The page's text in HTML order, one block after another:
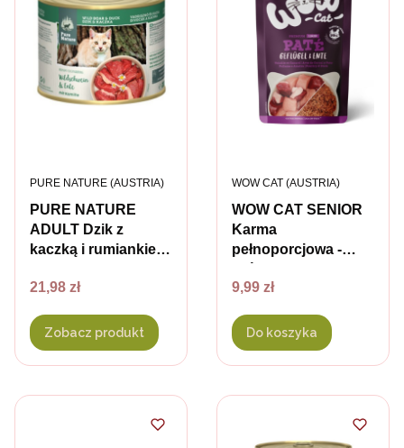
PURE NATURE
ADULT Dzik z
kaczką i rumiankiem
kotów
PRODUCENT
PURE NATURE (AUSTRIA)
Cena
21,98 zł
Zobacz produkt
WOW CAT SENIOR
Karma
pełnoporcjowa -
starszych kotów -
PRODUCENT
WOW CAT (AUSTRIA)
Cena
9,99 zł
Do koszyka